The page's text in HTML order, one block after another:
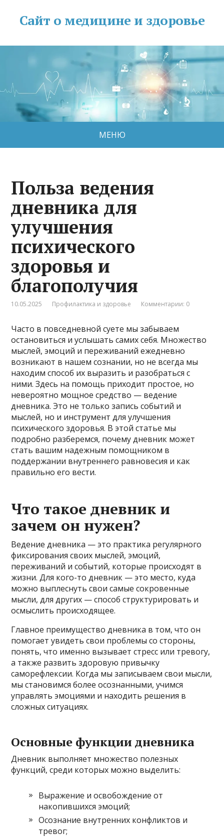
Сайт о медицине и здоровье
МЕНЮ
Польза ведения
дневника для
улучшения
психического
здоровья и
благополучия
10.05.2025 Профилактика и здоровье Комментарии: 0
Часто в повседневной суете мы забываем
остановиться и услышать самих себя. Множество
мыслей, эмоций и переживаний ежедневно
возникают в нашем сознании, но не всегда мы
находим способ их выразить и разобраться с
ними. Здесь на помощь приходит простое, но
невероятно мощное средство — ведение
дневника. Это не только запись событий и
мыслей, но и инструмент для улучшения
психического здоровья. В этой статье мы
подробно разберемся, почему дневник может
стать вашим надежным помощником в
поддержании внутреннего равновесия и как
правильно его вести.
Что такое дневник и
зачем он нужен?
Ведение дневника — это практика регулярного
фиксирования своих мыслей, эмоций,
переживаний и событий, которые происходят в
жизни. Для кого-то дневник — это место, куда
можно выплеснуть свои самые сокровенные
мысли, для других — способ структурировать и
осмыслить происходящее.
Главное преимущество дневника в том, что он
помогает увидеть свои проблемы со стороны,
понять, что именно вызывает стресс или тревогу,
а также развить здоровую привычку
саморефлексии. Когда мы записываем свои мысли,
мы становимся более осознанными, учимся
управлять эмоциями и находить решения в
сложных ситуациях.
Основные функции дневника
Дневник выполняет множество полезных
функций, среди которых можно выделить:
Выражение и освобождение от
накопившихся эмоций;
Осознание внутренних конфликтов и
тревог;